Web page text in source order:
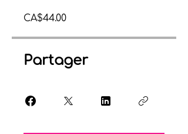
CA$44.00
Partager